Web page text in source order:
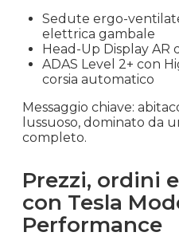
Sedute ergo-
elettrica gambale
Head-Up Display AR
ADAS Level 2+ con
corsia automatico
Messaggio chiave:
lussuoso, dominato da
completo.
Prezzi, ordini
con Tesla
Performance